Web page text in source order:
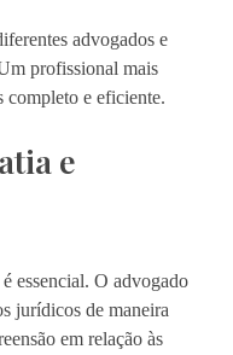
advogados e
profissional mais
completo e eficiente.
e
essencial. O advogado
jurídicos de maneira
em relação às